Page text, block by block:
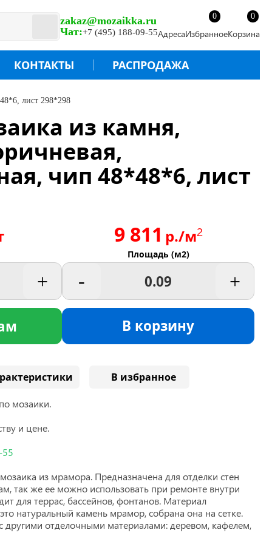
zakaz@mozaikka.ru
Чат:+7 (495) 188-09-55Адреса
0
ИзбранноеКорзина
0
КОНТАКТЫ РАСПРОДАЖА
лист 298*298
из камня,
чип 48*48*6, лист
+
9 811 р./м2
Площадь (м2)
- +
В корзину
В избранное
мозаики.
и цене.
из мрамора. Предназначена для отделки стен
так же ее можно использовать при ремонте внутри
для террас, бассейнов, фонтанов. Материал
натуральный камень мрамор, собрана она на сетке.
другими отделочными материалами: деревом, кафелем,